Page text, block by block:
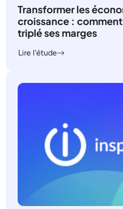
Transformer les
croissance :
triplé ses marges
Lire l'étude